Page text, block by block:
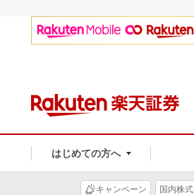
はじめての方へ
キャンペーン 国内株式